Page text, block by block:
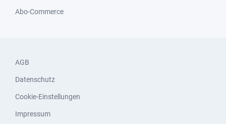
Abo-Commerce
AGB
Datenschutz
Cookie-Einstellungen
Impressum